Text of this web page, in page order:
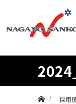
採用